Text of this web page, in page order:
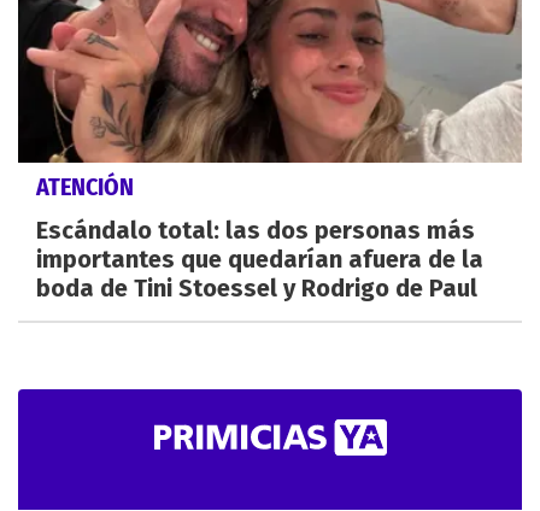
ATENCIÓN
Escándalo total: las dos personas más
importantes que quedarían afuera de la
boda de Tini Stoessel y Rodrigo de Paul